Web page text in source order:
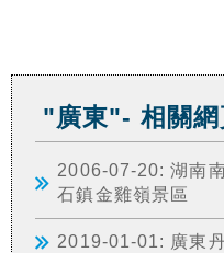
"廣東"- 相關網
2006-07-20: 湖南
石鎮金雞嶺景區
2019-01-01: 廣東